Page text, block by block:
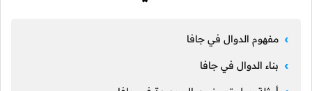
مفهوم الدوال في جافا
بناء الدوال في جافا